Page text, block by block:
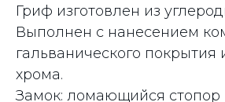
Гриф изготовлен из
Выполнен с нанесением
гальванического покрытия
хрома.
Замок: ломающийся стопор